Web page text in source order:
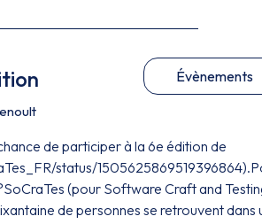
Évènements
de participer à la 6e édition de
status/
(pour Software Craft and
de personnes se retrouvent dans